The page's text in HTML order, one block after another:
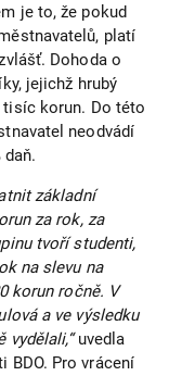
je to, že pokud
platí
Dohoda o
jejichž hrubý
tisíc korun. Do této
neodvádí
základní
za rok, za
tvoří studenti,
na slevu na
korun ročně. V
a ve výsledku
vydělali,“uvedla
BDO. Pro vrácení